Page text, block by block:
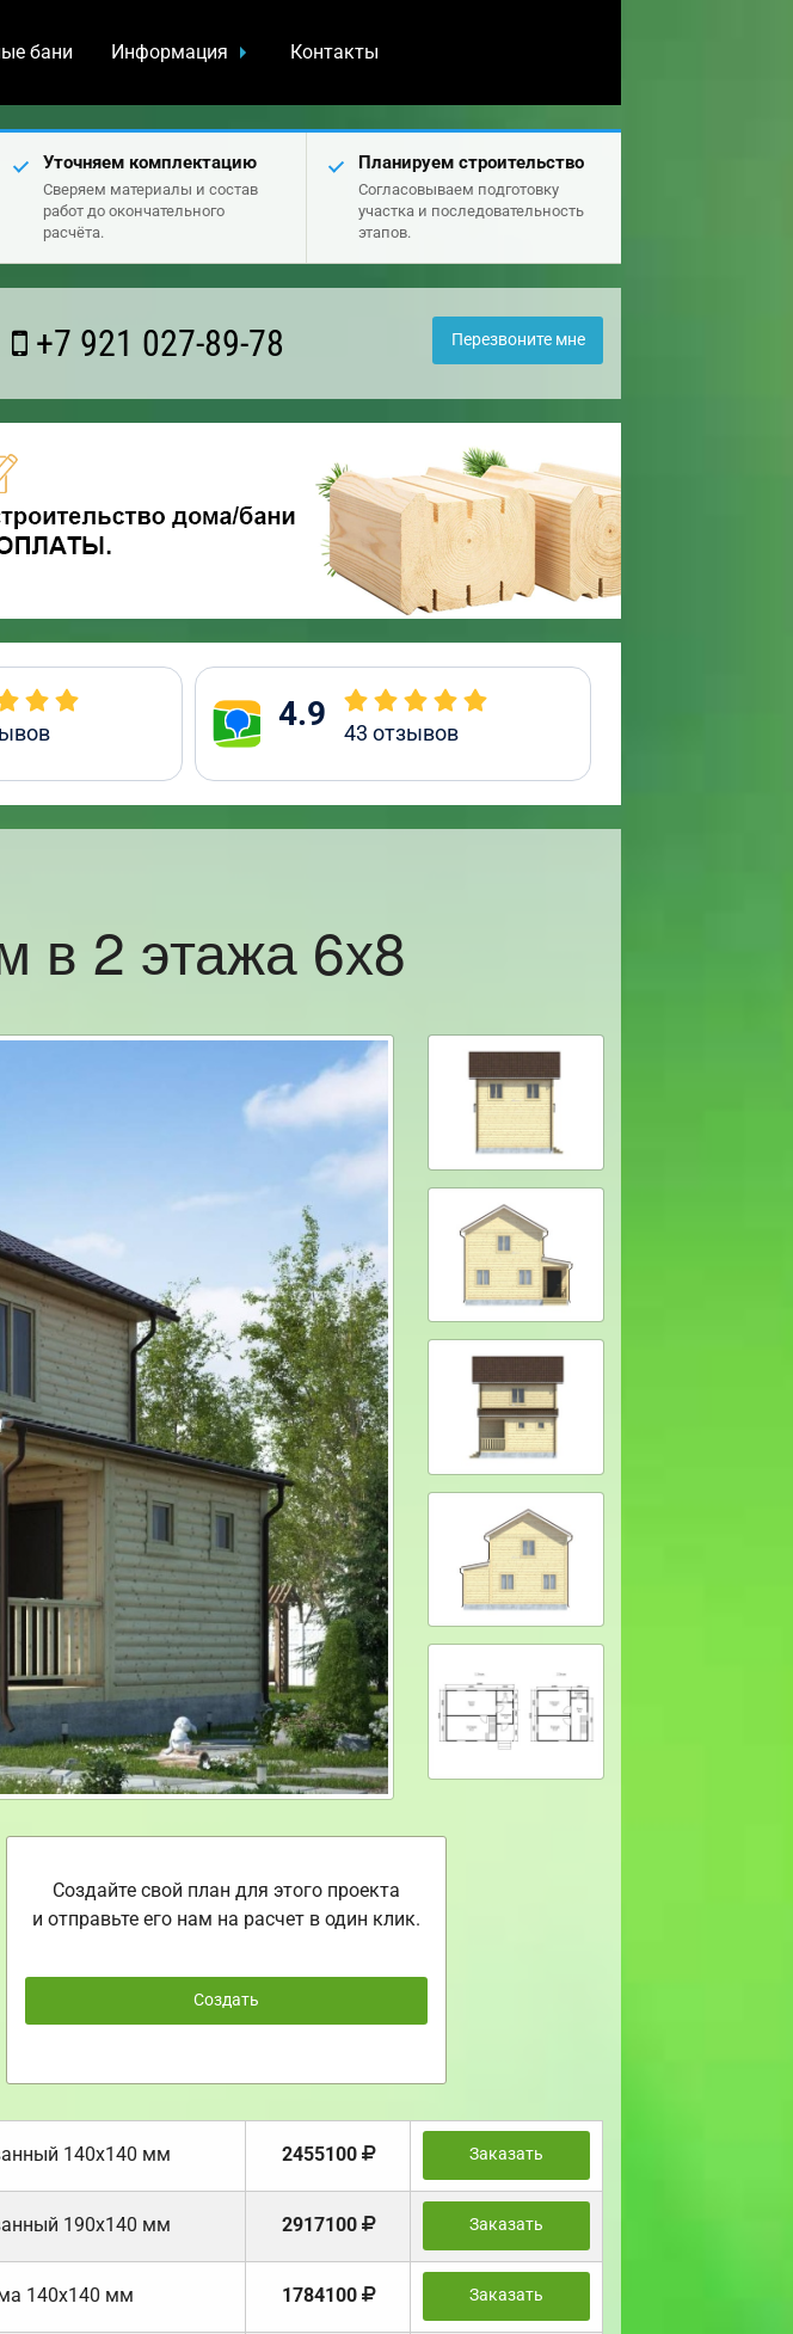
бани Информация Контакты
Уточняем комплектацию
Сверяем материалы и состав
работ до окончательного
расчёта.
Планируем строительство
Согласовываем подготовку
участка и последовательность
этапов.
+7 921 027-89-78 Перезвоните мне
4.9 43 отзывов
2 этажа 6х8
Создайте свой план для этого проекта
и отправьте его нам на расчет в один клик.
Создать
140х140 мм 2455100 Заказать
190х140 мм 2917100 Заказать
140х140 мм 1784100 Заказать